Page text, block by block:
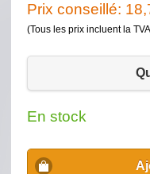
Prix conseillé:
(Tous les prix incluent la
En stock